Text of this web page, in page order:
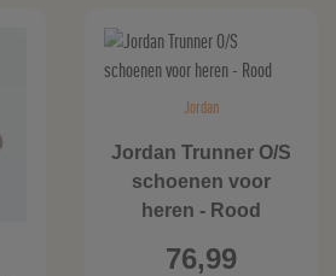
Jordan
Jordan Trunner O/S
schoenen voor
heren - Rood
76,99